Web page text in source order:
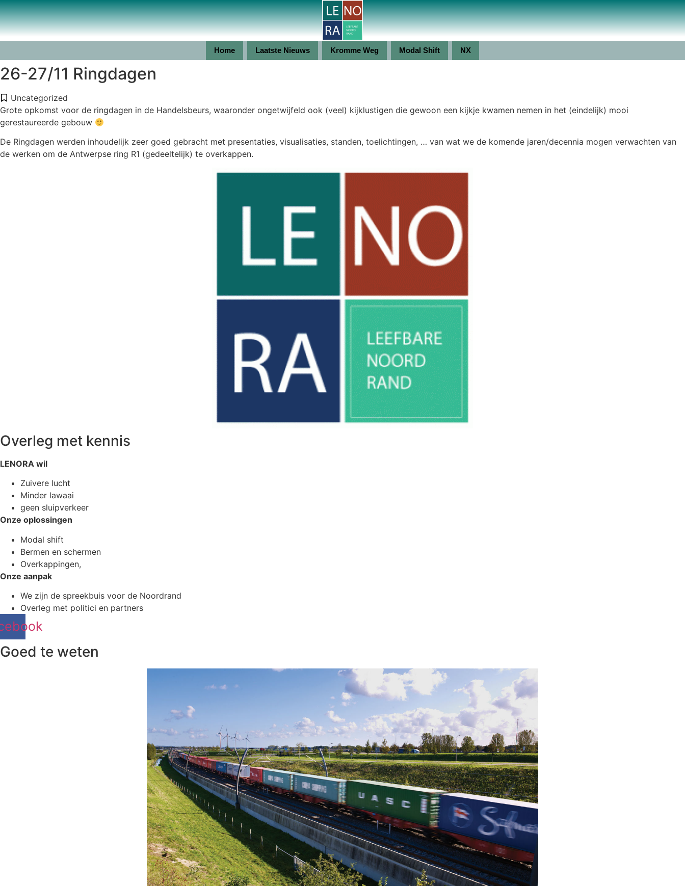
Home Laatste Nieuws Kromme Weg Modal Shift NX
26-27/11 Ringdagen
Uncategorized
Grote opkomst voor de ringdagen in de Handelsbeurs, waaronder ongetwijfeld ook (veel) kijklustigen die gewoon een kijkje kwamen nemen in het (eindelijk) mooi
gerestaureerde gebouw
De Ringdagen werden inhoudelijk zeer goed gebracht met presentaties, visualisaties, standen, toelichtingen, … van wat we de komende jaren/decennia mogen verwachten van
de werken om de Antwerpse ring R1 (gedeeltelijk) te overkappen.
Overleg met kennis
LENORA wil
Zuivere lucht
Minder lawaai
geen sluipverkeer
Onze oplossingen
Modal shift
Bermen en schermen
Overkappingen,
Onze aanpak
We zijn de spreekbuis voor de Noordrand
Overleg met politici en partners
Goed te weten